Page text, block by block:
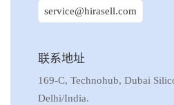
service@hirasell.com
联系地址
169-C, Technohub, Dubai
Delhi/India.